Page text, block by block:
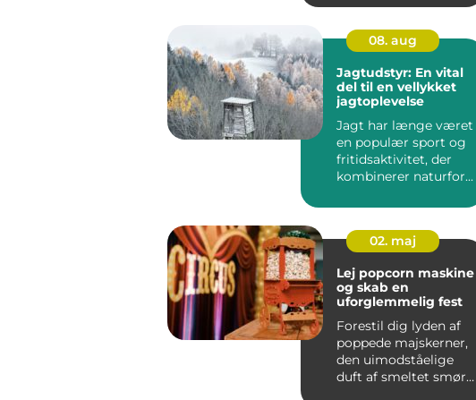
08. aug
Jagtudstyr: En vital
del til en vellykket
jagtoplevelse
Jagt har længe været
en populær sport og
fritidsaktivitet, der
kombinerer naturfor...
02. maj
Lej popcorn maskine
og skab en
uforglemmelig fest
Forestil dig lyden af
poppede majskerner,
den uimodståelige
duft af smeltet smør